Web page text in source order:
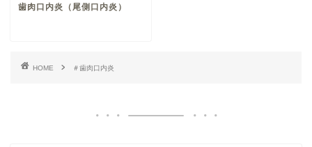
歯肉口内炎（尾側口内炎）
HOME ＃歯肉口内炎